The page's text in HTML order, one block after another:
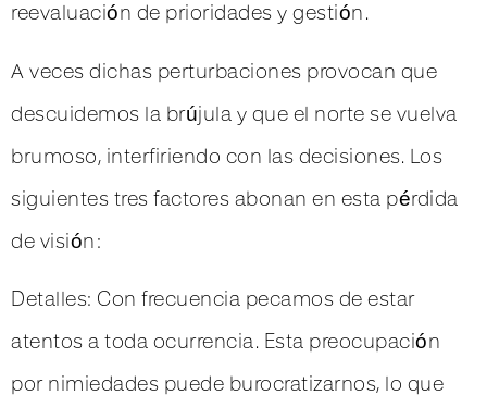
reevaluación de prioridades y gestión.
A veces dichas perturbaciones provocan que
descuidemos la brújula y que el norte se vuelva
brumoso, interfiriendo con las decisiones. Los
siguientes tres factores abonan en esta pérdida
de visión:
Detalles: Con frecuencia pecamos de estar
atentos a toda ocurrencia. Esta preocupación
por nimiedades puede burocratizarnos, lo que